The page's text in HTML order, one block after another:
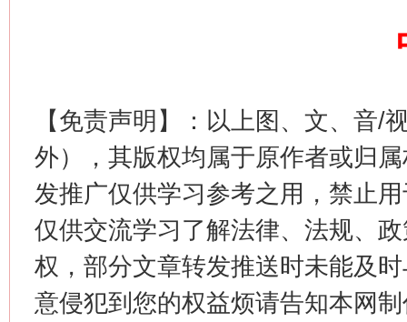
【免责声明】：以上图、文、音/
外），其版权均属于原作者或归
发推广仅供学习参考之用，禁止
仅供交流学习了解法律、法规、
权，部分文章转发推送时未能及
意侵犯到您的权益烦请告知本网